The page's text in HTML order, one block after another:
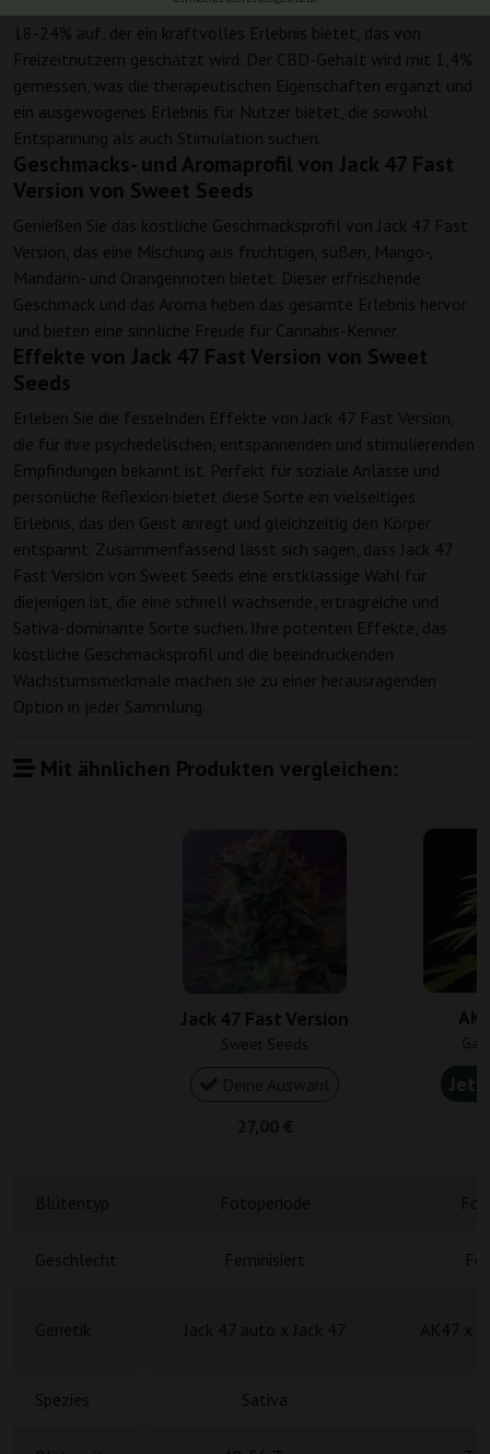
Jack 47 Fast Version weist einen hohen THC-Gehalt zwischen
18-24% auf, der ein kraftvolles Erlebnis bietet, das von
Freizeitnutzern geschätzt wird. Der CBD-Gehalt wird mit 1,4%
gemessen, was die therapeutischen Eigenschaften ergänzt und
ein ausgewogenes Erlebnis für Nutzer bietet, die sowohl
Entspannung als auch Stimulation suchen.
Geschmacks- und Aromaprofil von Jack 47 Fast
Version von Sweet Seeds
Genießen Sie das köstliche Geschmacksprofil von Jack 47 Fast
Version, das eine Mischung aus fruchtigen, süßen, Mango-,
Mandarin- und Orangennoten bietet. Dieser erfrischende
Geschmack und das Aroma heben das gesamte Erlebnis hervor
und bieten eine sinnliche Freude für Cannabis-Kenner.
Effekte von Jack 47 Fast Version von Sweet
Seeds
Erleben Sie die fesselnden Effekte von Jack 47 Fast Version,
die für ihre psychedelischen, entspannenden und stimulierenden
Empfindungen bekannt ist. Perfekt für soziale Anlässe und
persönliche Reflexion bietet diese Sorte ein vielseitiges
Erlebnis, das den Geist anregt und gleichzeitig den Körper
entspannt. Zusammenfassend lässt sich sagen, dass Jack 47
Fast Version von Sweet Seeds eine erstklassige Wahl für
diejenigen ist, die eine schnell wachsende, ertragreiche und
Sativa-dominante Sorte suchen. Ihre potenten Effekte, das
köstliche Geschmacksprofil und die beeindruckenden
Wachstumsmerkmale machen sie zu einer herausragenden
Option in jeder Sammlung.
Mit ähnlichen Produkten vergleichen:
Jack 47 Fast Version
Sweet Seeds
AK
Geschlecht Feminisiert
Spezies Sativa